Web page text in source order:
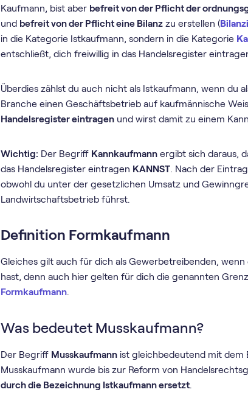
Kaufmann, bist aber befreit von der Pflicht der
und befreit von der Pflicht eine Bilanz zu erstellen (
in die Kategorie Istkaufmann, sondern in die Kategorie
entschließt, dich freiwillig in das Handelsregister
Überdies zählst du auch nicht als Istkaufmann, wenn du
Branche einen Geschäftsbetrieb auf kaufmännische
Handelsregister eintragen und wirst damit zu einem
Wichtig: Der Begriff Kannkaufmann ergibt sich daraus,
das Handelsregister eintragen KANNST. Nach der
obwohl du unter der gesetzlichen Umsatz und
Landwirtschaftsbetrieb führst.
Definition Formkaufmann
Gleiches gilt auch für dich als Gewerbetreibenden,
hast, denn auch hier gelten für dich die genannten
Formkaufmann.
Was bedeutet Musskaufmann?
Der Begriff Musskaufmann ist gleichbedeutend mit dem
Musskaufmann wurde bis zur Reform von
durch die Bezeichnung Istkaufmann ersetzt.